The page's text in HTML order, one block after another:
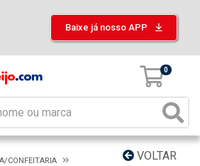
Baixe já nosso APP
0
VOLTAR
CONFEITARIA